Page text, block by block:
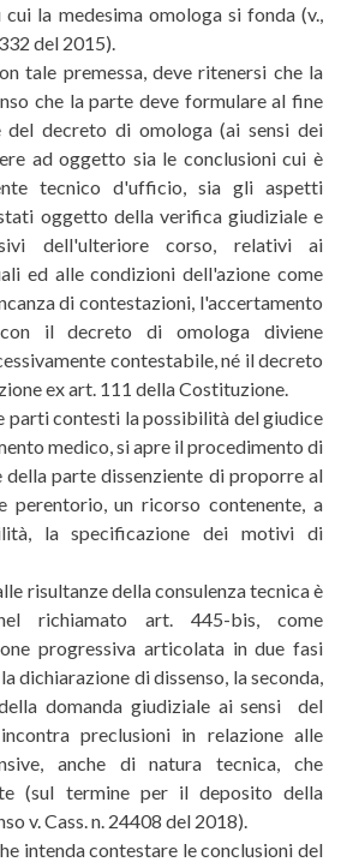
la medesima omologa si fonda (v.,
del 2015).
tale premessa, deve ritenersi che la
che la parte deve formulare al fine
del decreto di omologa (ai sensi dei
ad oggetto sia le conclusioni cui è
tecnico d'ufficio, sia gli aspetti
oggetto della verifica giudiziale e
dell'ulteriore corso, relativi ai
ed alle condizioni dell'azione come
di contestazioni, l'accertamento
il decreto di omologa diviene
contestabile, né il decreto
ex art. 111 della Costituzione.
parti contesti la possibilità del giudice
medico, si apre il procedimento di
della parte dissenziente di proporre al
perentorio, un ricorso contenente, a
la specificazione dei motivi di
risultanze della consulenza tecnica è
richiamato art. 445-bis, come
progressiva articolata in due fasi
dichiarazione di dissenso, la seconda,
domanda giudiziale ai sensi del
preclusioni in relazione alle
anche di natura tecnica, che
(sul termine per il deposito della
v. Cass. n. 24408 del 2018).
intenda contestare le conclusioni del